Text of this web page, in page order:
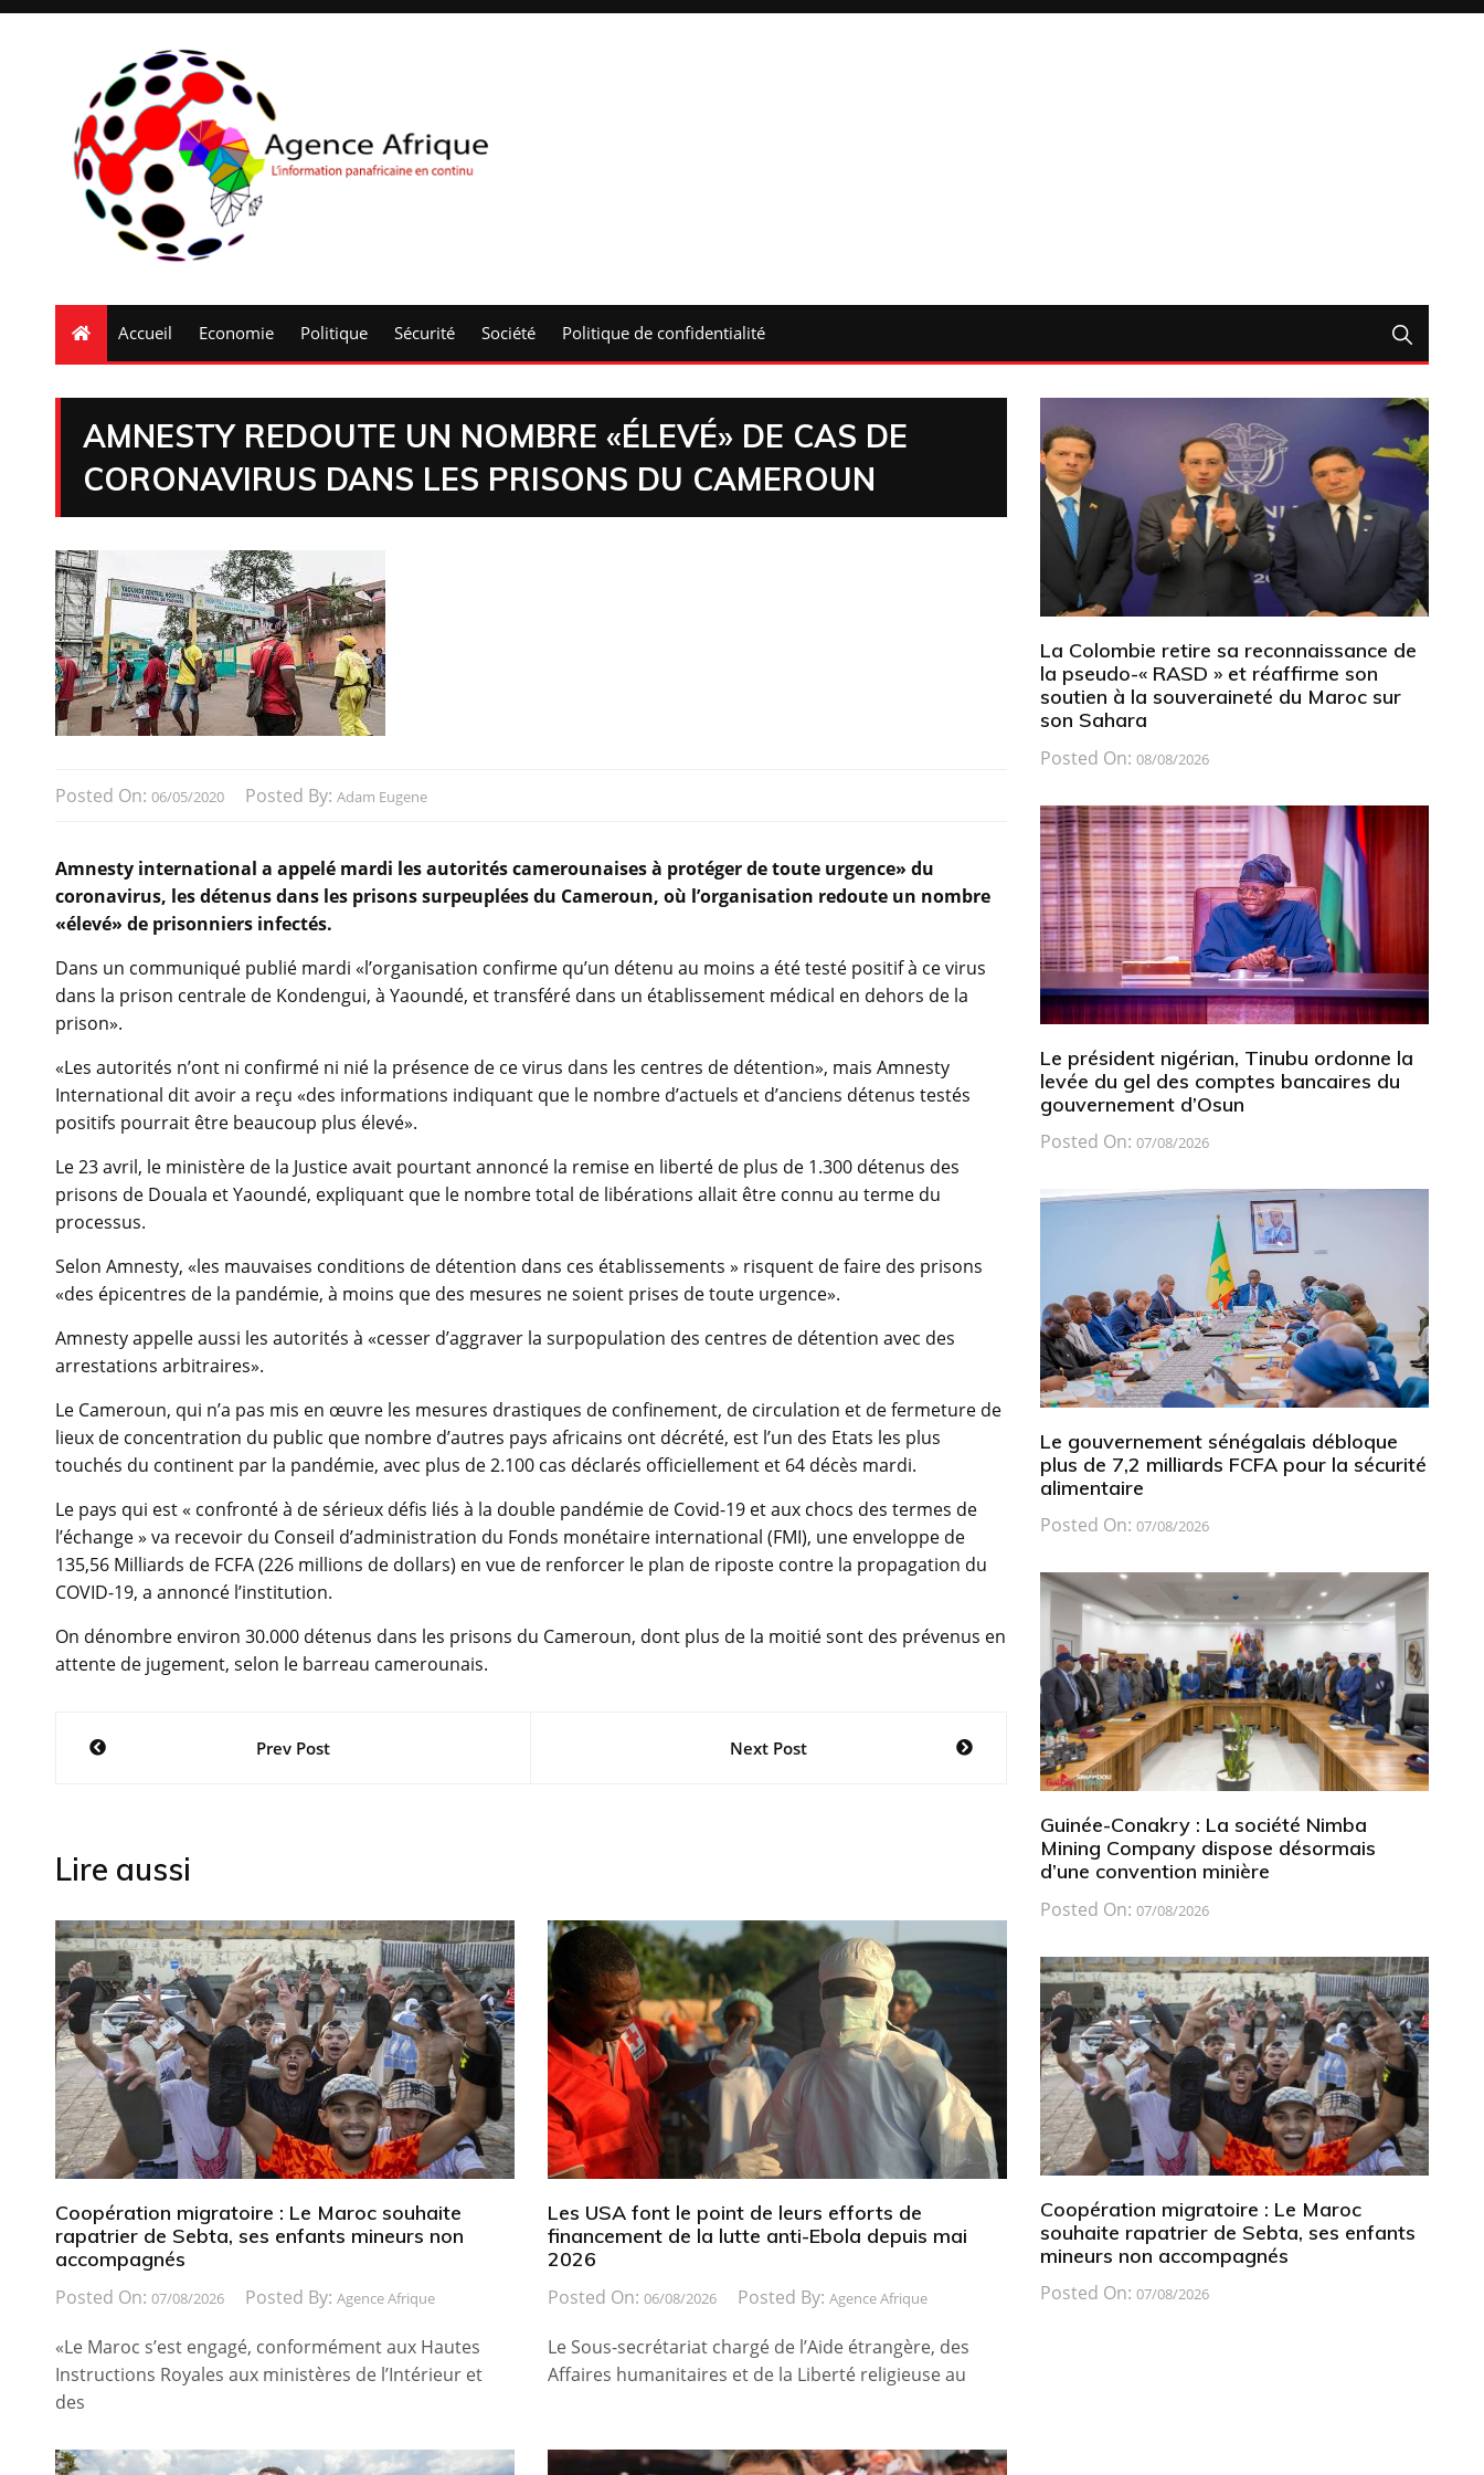
Accueil Economie Politique Sécurité Société Politique de confidentialité
AMNESTY REDOUTE UN NOMBRE «ÉLEVÉ» DE CAS DE
CORONAVIRUS DANS LES PRISONS DU CAMEROUN
Posted On: 06/05/2020 Posted By: Adam Eugene
Amnesty international a appelé mardi les autorités camerounaises à protéger de toute urgence» du
coronavirus, les détenus dans les prisons surpeuplées du Cameroun, où l’organisation redoute un nombre
«élevé» de prisonniers infectés.
Dans un communiqué publié mardi «l’organisation confirme qu’un détenu au moins a été testé positif à ce virus
dans la prison centrale de Kondengui, à Yaoundé, et transféré dans un établissement médical en dehors de la
prison».
«Les autorités n’ont ni confirmé ni nié la présence de ce virus dans les centres de détention», mais Amnesty
International dit avoir a reçu «des informations indiquant que le nombre d’actuels et d’anciens détenus testés
positifs pourrait être beaucoup plus élevé».
Le 23 avril, le ministère de la Justice avait pourtant annoncé la remise en liberté de plus de 1.300 détenus des
prisons de Douala et Yaoundé, expliquant que le nombre total de libérations allait être connu au terme du
processus.
Selon Amnesty, «les mauvaises conditions de détention dans ces établissements » risquent de faire des prisons
«des épicentres de la pandémie, à moins que des mesures ne soient prises de toute urgence».
Amnesty appelle aussi les autorités à «cesser d’aggraver la surpopulation des centres de détention avec des
arrestations arbitraires».
Le Cameroun, qui n’a pas mis en œuvre les mesures drastiques de confinement, de circulation et de fermeture de
lieux de concentration du public que nombre d’autres pays africains ont décrété, est l’un des Etats les plus
touchés du continent par la pandémie, avec plus de 2.100 cas déclarés officiellement et 64 décès mardi.
Le pays qui est « confronté à de sérieux défis liés à la double pandémie de Covid-19 et aux chocs des termes de
l’échange » va recevoir du Conseil d’administration du Fonds monétaire international (FMI), une enveloppe de
135,56 Milliards de FCFA (226 millions de dollars) en vue de renforcer le plan de riposte contre la propagation du
COVID-19, a annoncé l’institution.
On dénombre environ 30.000 détenus dans les prisons du Cameroun, dont plus de la moitié sont des prévenus en
attente de jugement, selon le barreau camerounais.
NavigationPrev Post Next Post
Lire aussi
Coopération migratoire : Le Maroc souhaite
rapatrier de Sebta, ses enfants mineurs non
accompagnés
Posted On: 07/08/2026 Posted By: Agence Afrique
«Le Maroc s’est engagé, conformément aux Hautes
Instructions Royales aux ministères de l’Intérieur et
des
Les USA font le point de leurs efforts de
financement de la lutte anti-Ebola depuis mai
2026
Posted On: 06/08/2026 Posted By: Agence Afrique
Le Sous-secrétariat chargé de l’Aide étrangère, des
Affaires humanitaires et de la Liberté religieuse au
La Colombie retire sa reconnaissance de
la pseudo-« RASD » et réaffirme son
soutien à la souveraineté du Maroc sur
son Sahara
Posted On: 08/08/2026
Le président nigérian, Tinubu ordonne la
levée du gel des comptes bancaires du
gouvernement d’Osun
Posted On: 07/08/2026
Le gouvernement sénégalais débloque
plus de 7,2 milliards FCFA pour la sécurité
alimentaire
Posted On: 07/08/2026
Guinée-Conakry : La société Nimba
Mining Company dispose désormais
d’une convention minière
Posted On: 07/08/2026
Coopération migratoire : Le Maroc
souhaite rapatrier de Sebta, ses enfants
mineurs non accompagnés
Posted On: 07/08/2026